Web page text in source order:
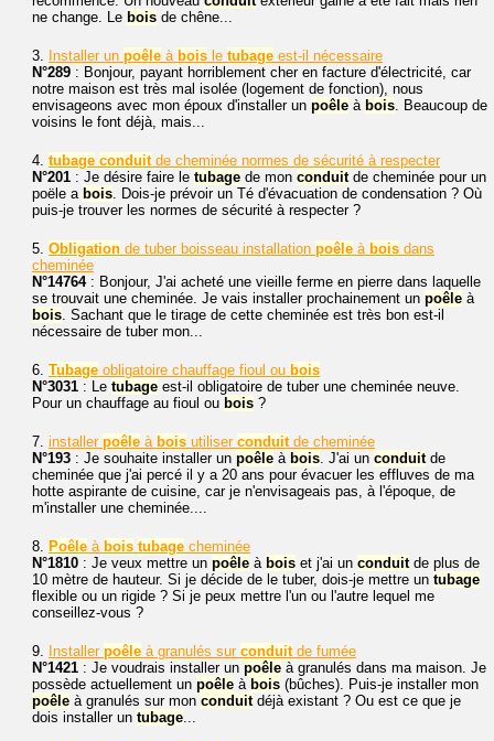
ne change. Le bois de chêne...
3. Installer un poêle à bois le tubage est-il nécessaire
N°289 : Bonjour, payant horriblement cher en facture d'électricité, car
notre maison est très mal isolée (logement de fonction), nous
envisageons avec mon époux d'installer un poêle à bois. Beaucoup de
voisins le font déjà, mais...
4. tubage conduitde cheminée normes de sécurité à respecter
N°201 : Je désire faire le tubage de mon conduitde cheminée pour un
poële a bois. Dois-je prévoir un Té d'évacuation de condensation ? Où
puis-je trouver les normes de sécurité à respecter ?
5. Obligation de tuber boisseau installation poêle à bois dans
cheminée
N°14764: Bonjour, J'ai acheté une vieille ferme en pierre dans laquelle
se trouvait une cheminée. Je vais installer prochainement un poêle à
bois. Sachant que le tirage de cette cheminée est très bon est-il
nécessaire de tuber mon...
6. Tubage obligatoire chauffage fioul ou bois
N°3031 : Le tubage est-il obligatoire de tuber une cheminée neuve.
Pour un chauffage au fioul ou bois ?
7. installer poêle à bois utiliser conduitde cheminée
N°193 : Je souhaite installer un poêle à bois. J'ai un conduitde
cheminée que j'ai percé il y a 20 ans pour évacuer les effluves de ma
hotte aspirante de cuisine, car je n'envisageais pas, à l'époque, de
m'installer une cheminée....
8. Poêle à bois tubage cheminée
N°1810 : Je veux mettre un poêle à bois et j'ai un conduitde plus de
10 mètre de hauteur. Si je décide de le tuber, dois-je mettre un tubage
flexible ou un rigide ? Si je peux mettre l'un ou l'autre lequel me
conseillez-vous ?
9. Installer poêle à granulés sur conduitde fumée
N°1421 : Je voudrais installer un poêle à granulés dans ma maison. Je
possède actuellement un poêle à bois (bûches). Puis-je installer mon
poêle à granulés sur mon conduitdéjà existant ? Ou est ce que je
dois installer un tubage...